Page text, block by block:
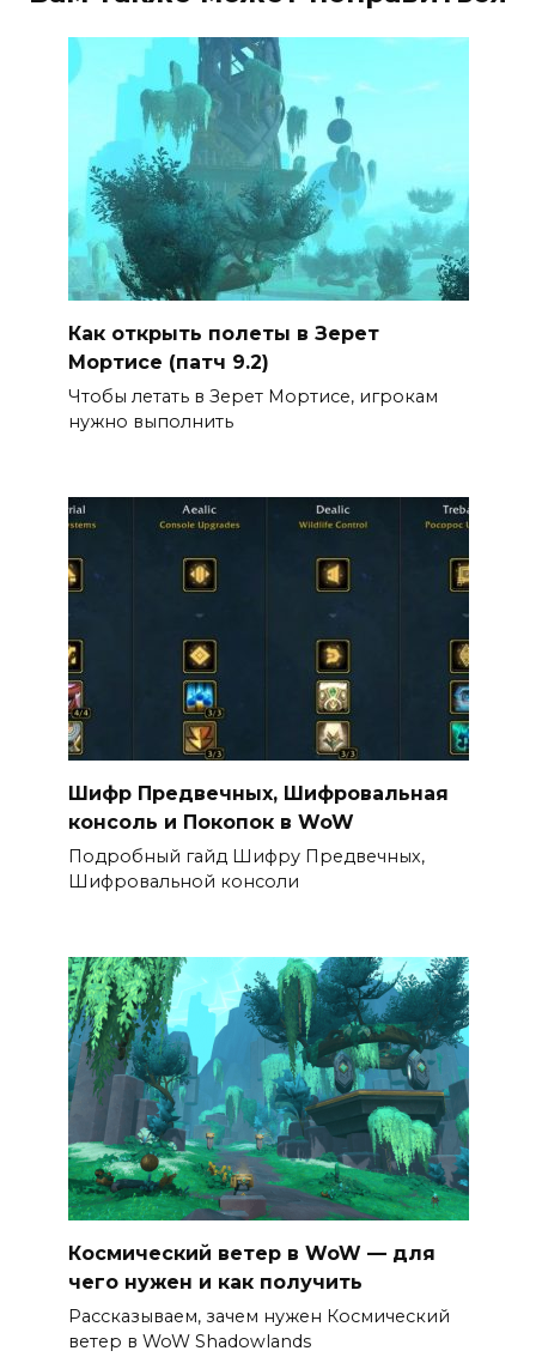
Как открыть полеты в Зерет
Мортисе (патч 9.2)
Чтобы летать в Зерет Мортисе, игрокам
нужно выполнить
Шифр Предвечных, Шифровальная
консоль и Покопок в WoW
Подробный гайд Шифру Предвечных,
Шифровальной консоли
Космический ветер в WoW — для
чего нужен и как получить
Рассказываем, зачем нужен Космический
ветер в WoW Shadowlands